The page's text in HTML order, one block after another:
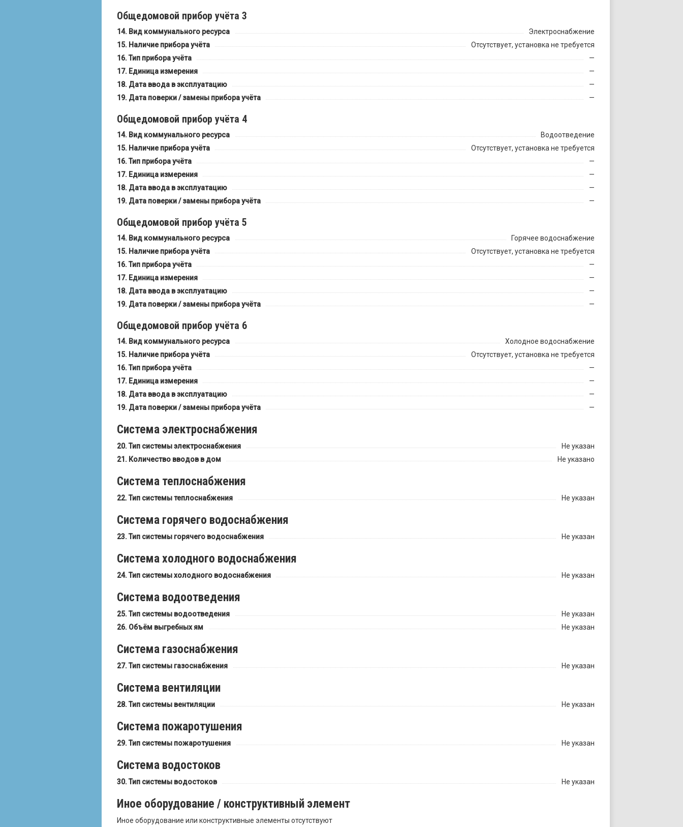
Общедомовой прибор учёта 3
Вид коммунального ресурса
Электроснабжение
Наличие прибора учёта
Отсутствует, установка не требуется
Тип прибора учёта
—
Единица измерения
—
Дата ввода в эксплуатацию
—
Дата поверки / замены прибора учёта
—
Общедомовой прибор учёта 4
Вид коммунального ресурса
Водоотведение
Наличие прибора учёта
Отсутствует, установка не требуется
Тип прибора учёта
—
Единица измерения
—
Дата ввода в эксплуатацию
—
Дата поверки / замены прибора учёта
—
Общедомовой прибор учёта 5
Вид коммунального ресурса
Горячее водоснабжение
Наличие прибора учёта
Отсутствует, установка не требуется
Тип прибора учёта
—
Единица измерения
—
Дата ввода в эксплуатацию
—
Дата поверки / замены прибора учёта
—
Общедомовой прибор учёта 6
Вид коммунального ресурса
Холодное водоснабжение
Наличие прибора учёта
Отсутствует, установка не требуется
Тип прибора учёта
—
Единица измерения
—
Дата ввода в эксплуатацию
—
Дата поверки / замены прибора учёта
—
Система электроснабжения
Тип системы электроснабжения
Не указан
Количество вводов в дом
Не указано
Система теплоснабжения
Тип системы теплоснабжения Не указан
Система горячего водоснабжения
Тип системы горячего водоснабжения Не указан
Система холодного водоснабжения
Тип системы холодного водоснабжения Не указан
Система водоотведения
Тип системы водоотведения
Не указан
Объём выгребных ям
Не указан
Система газоснабжения
Тип системы газоснабжения Не указан
Система вентиляции
Тип системы вентиляции Не указан
Система пожаротушения
Тип системы пожаротушения Не указан
Система водостоков
Тип системы водостоков Не указан
Иное оборудование / конструктивный элемент
Иное оборудование или конструктивные элементы отсутствуют